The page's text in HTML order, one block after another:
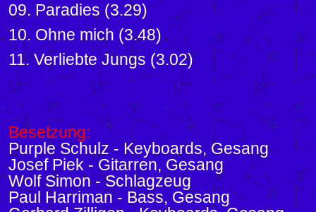
09. Paradies (3.29)
10. Ohne mich (3.48)
11. Verliebte Jungs (3.02)
Besetzung:
Purple Schulz- Keyboards, Gesang
Josef Piek - Gitarren, Gesang
Wolf Simon - Schlagzeug
Paul Harriman - Bass, Gesang